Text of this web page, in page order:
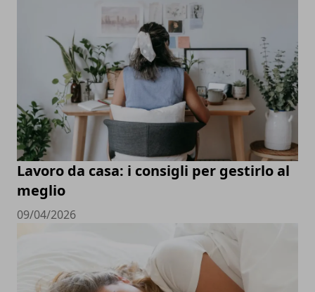
Lavoro da casa: i consigli per gestirlo al
meglio
09/04/2026